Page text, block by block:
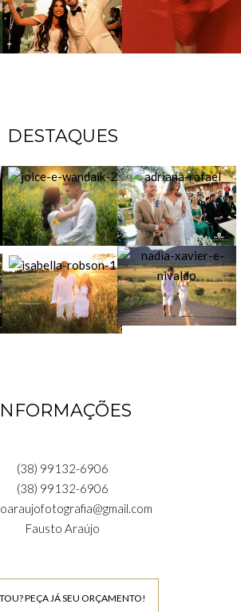
DESTAQUES
(38) 99132-6906
(38) 99132-6906
Fausto Araújo
PEÇA JÁ SEU ORÇAMENTO!